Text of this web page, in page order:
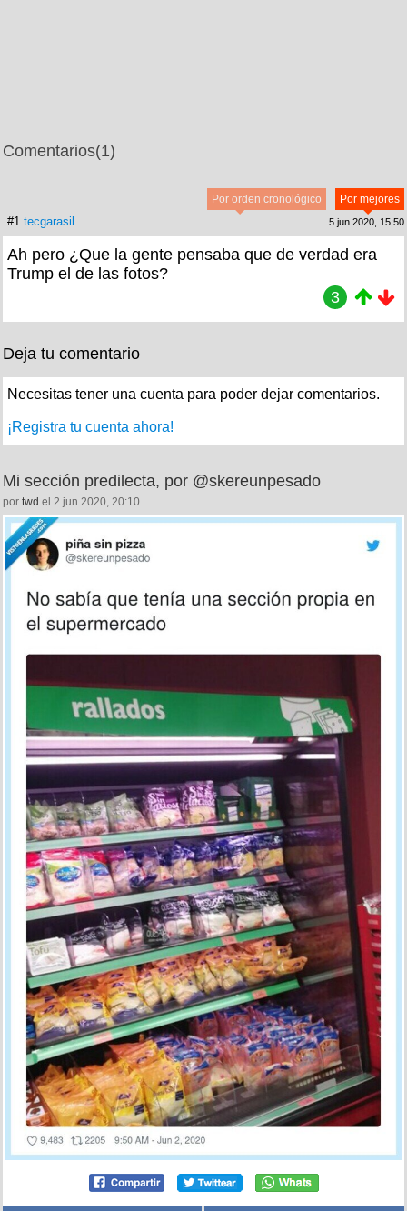
Comentarios(1)
Por mejores
Por orden cronológico
#1 tecgarasil 5 jun 2020, 15:50
Ah pero ¿Que la gente pensaba que de verdad era
Trump el de las fotos?
3
Deja tu comentario
Necesitas tener una cuenta para poder dejar comentarios.
¡Registra tu cuenta ahora!
Mi sección predilecta, por @skereunpesado
por twd el 2 jun 2020, 20:10